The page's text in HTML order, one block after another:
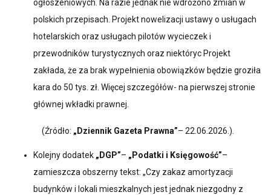
ogłoszeniowych. Na razie jednak nie wdrożono zmian w
polskich przepisach. Projekt nowelizacji ustawy o usługach
hotelarskich oraz usługach pilotów wycieczek i
przewodników turystycznych oraz niektóryc Projekt
zakłada, że za brak wypełnienia obowiązków będzie groziła
kara do 50 tys. zł. Więcej szczegółów- na pierwszej stronie
głównej wkładki prawnej.
(Źródło: „Dziennik Gazeta Prawna”– 22.06.2026.).
Kolejny dodatek „DGP”– „Podatki i Księgowość”–
zamieszcza obszerny tekst: „Czy zakaz amortyzacji
budynków i lokali mieszkalnych jest jednak niezgodny z